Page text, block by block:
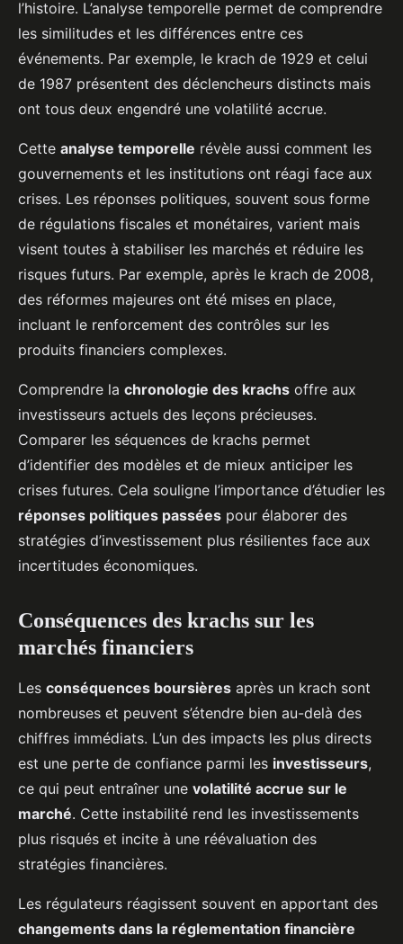
l’histoire. L’analyse temporelle permet de comprendre
les similitudes et les différences entre ces
événements. Par exemple, le krach de 1929 et celui
de 1987 présentent des déclencheurs distincts mais
ont tous deux engendré une volatilité accrue.
Cette analyse temporelle révèle aussi comment les
gouvernements et les institutions ont réagi face aux
crises. Les réponses politiques, souvent sous forme
de régulations fiscales et monétaires, varient mais
visent toutes à stabiliser les marchés et réduire les
risques futurs. Par exemple, après le krach de 2008,
des réformes majeures ont été mises en place,
incluant le renforcement des contrôles sur les
produits financiers complexes.
Comprendre la chronologie des krachs offre aux
investisseurs actuels des leçons précieuses.
Comparer les séquences de krachs permet
d’identifier des modèles et de mieux anticiper les
crises futures. Cela souligne l’importance d’étudier les
réponses politiques passées pour élaborer des
stratégies d’investissement plus résilientes face aux
incertitudes économiques.
Conséquences des krachs sur les
marchés financiers
Les conséquences boursières après un krach sont
nombreuses et peuvent s’étendre bien au-delà des
chiffres immédiats. L’un des impacts les plus directs
est une perte de confiance parmi les investisseurs,
ce qui peut entraîner une volatilité accrue sur le
marché. Cette instabilité rend les investissements
plus risqués et incite à une réévaluation des
stratégies financières.
Les régulateurs réagissent souvent en apportant des
changements dans la réglementation financière